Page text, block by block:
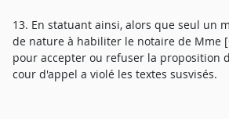
13. En statuant ainsi, alors que seul un
de nature à habiliter le notaire de Mme
pour accepter ou refuser la proposition
cour d'appel a violé les textes susvisés.